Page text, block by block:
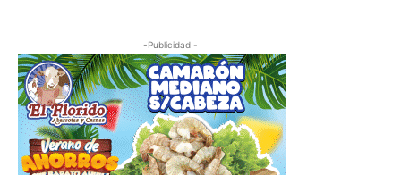
-Publicidad -